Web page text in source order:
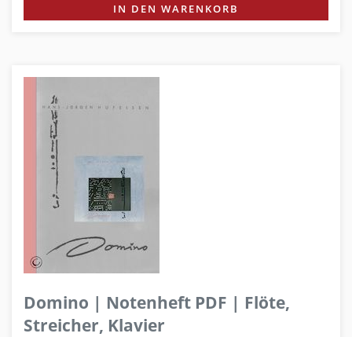
IN DEN WARENKORB
Domino | Notenheft PDF | Flöte,
Streicher, Klavier